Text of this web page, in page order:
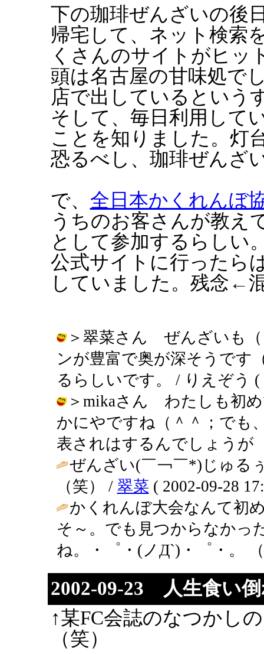
下の珈琲ぜんざいの後
帰宅して、ネット検索
くさんのサイトがヒッ
頭は名古屋の甘味処で
店で出しているという
そして、毎日利用して
ことを知りました。灯
恐るべし、珈琲ぜんざ
で、 全日本かくれんぼ
うちのお客さんが教え
として参加するらしい
公式サイトに行ったら
していました。残念←
＞翠菜さん ぜんざいも（
ンが豊富で奥が深そうです
るらしいです。 / りえぞう (
＞mikaさん わたしも初
かにやですね（＾＾；でも
表されはするんでしょうが
ぜんざい(￣￢￣*)じゅ
（笑） / 翠菜 ( 2002-09-28
かくれんぼ大会なんて
そ～。でも見つからなかっ
ね。・゜・(ノД`)・゜・。
2002-09-23 人生食い
↑某FC会誌のなつかし
（笑）